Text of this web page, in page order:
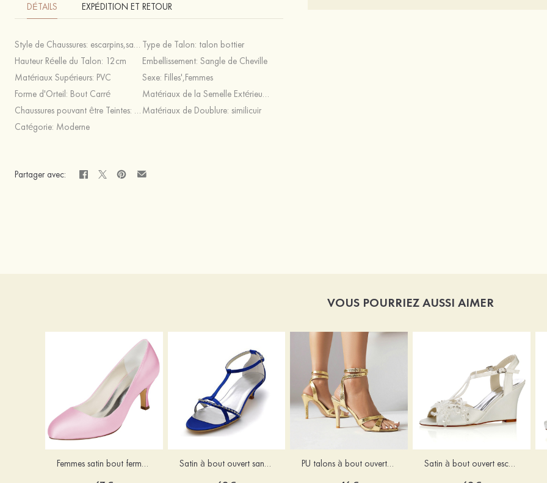
DÉTAILS EXPÉDITION ET RETOUR
Style de Chaussures: escarpins,sandales,à bout ouvert,Talons Type de Talon: talon bottier
Hauteur Réelle du Talon: 12cm Embellissement: Sangle de Cheville
Matériaux Supérieurs: PVC Sexe: Filles',Femmes
Forme d'Orteil: Bout Carré Matériaux de la Semelle Extérieure:
Chaussures pouvant être Teintes:
NonMatériaux de Doublure: similicuir
Catégorie: Moderne
Partager avec:
VOUS POURRIEZ AUSSI AIMER
Femmes satin bout fermé talon bottier grâce mariage chaussures Satin à bout ouvert sandales talon kitten mariage chaussures PU talons à bout ouvert sandales talon stiletto moderne chaussures Satin à bout ouvert escarpins Compensés talon compensé chaussures de mariage